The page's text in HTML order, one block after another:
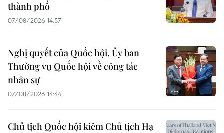
thành phố
07/08/2026 14:57
Nghị quyết của Quốc hội, Ủy ban
Thường vụ Quốc hội về công tác
nhân sự
07/08/2026 14:44
Chủ tịch Quốc hội kiêm Chủ tịch Hạ